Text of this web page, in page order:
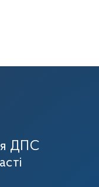
ДПС